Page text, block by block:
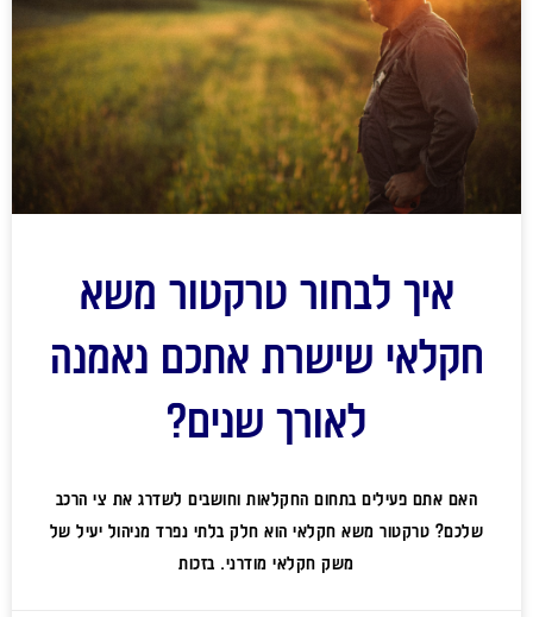
איך לבחור טרקטור משא
חקלאי שישרת אתכם נאמנה
לאורך שנים?
האם אתם פעילים בתחום החקלאות וחושבים לשדרג את צי הרכב
שלכם? טרקטור משא חקלאי הוא חלק בלתי נפרד מניהול יעיל של
משק חקלאי מודרני. בזכות